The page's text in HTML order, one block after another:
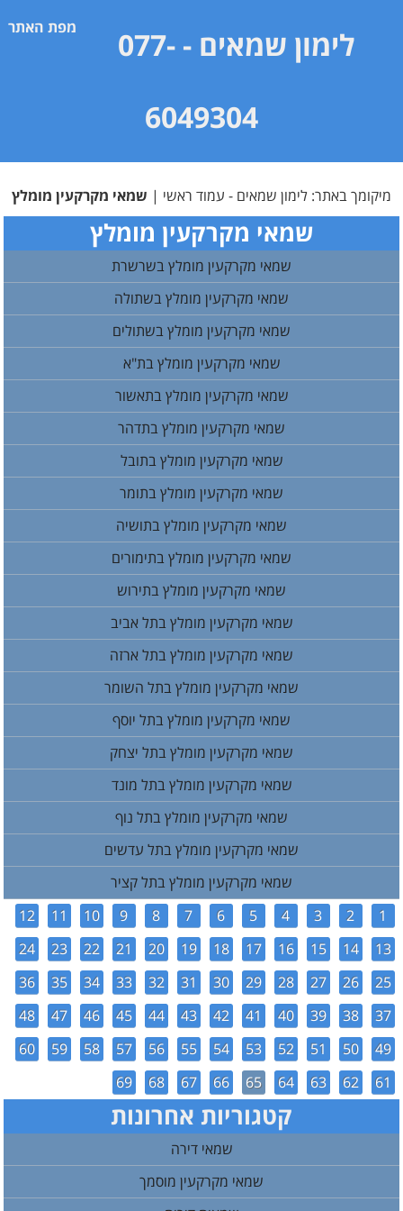
מפת האתר לימון שמאים
- 077-
6049304
מיקומך באתר: לימון שמאים - עמוד ראשי | שמאי מקרקעין מומלץ
שמאי מקרקעין מומלץ
שמאי מקרקעין מומלץ בשרשרת
שמאי מקרקעין מומלץ בשתולה
שמאי מקרקעין מומלץ בשתולים
שמאי מקרקעין מומלץ בת"א
שמאי מקרקעין מומלץ בתאשור
שמאי מקרקעין מומלץ בתדהר
שמאי מקרקעין מומלץ בתובל
שמאי מקרקעין מומלץ בתומר
שמאי מקרקעין מומלץ בתושיה
שמאי מקרקעין מומלץ בתימורים
שמאי מקרקעין מומלץ בתירוש
שמאי מקרקעין מומלץ בתל אביב
שמאי מקרקעין מומלץ בתל ארזה
שמאי מקרקעין מומלץ בתל השומר
שמאי מקרקעין מומלץ בתל יוסף
שמאי מקרקעין מומלץ בתל יצחק
שמאי מקרקעין מומלץ בתל מונד
שמאי מקרקעין מומלץ בתל נוף
שמאי מקרקעין מומלץ בתל עדשים
שמאי מקרקעין מומלץ בתל קציר
1
2
3
4
5
6
7
8
9
10
11
12
13
14
15
16
17
18
19
20
21
22
23
24
25
26
27
28
29
30
31
32
33
34
35
36
37
38
39
40
41
42
43
44
45
46
47
48
49
50
51
52
53
54
55
56
57
58
59
60
61
62
63
64
65
66
67
68
69
קטגוריות אחרונות
שמאי דירה
שמאי מקרקעין מוסמך